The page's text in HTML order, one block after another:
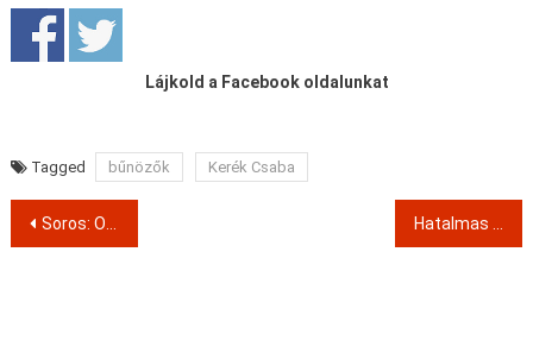
Lájkold a Facebook oldalunkat
Tagged bűnözők Kerék Csaba
Post
Soros: Orbán megvásárolta az MSZP vezetőit